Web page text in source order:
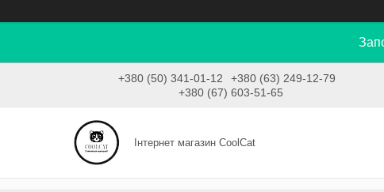
+380 (50) 341-01-12
+380 (63) 249-12-79
+380 (67) 603-51-65
Інтернет магазин CoolCat